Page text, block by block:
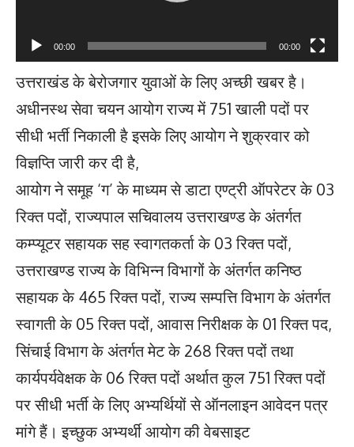
00:00 00:00
उत्तराखंड के बेरोजगार युवाओं के लिए अच्छी खबर है।
अधीनस्थ सेवा चयन आयोग राज्य में 751 खाली पदों पर
सीधी भर्ती निकाली है इसके लिए आयोग ने शुक्रवार को
विज्ञप्ति जारी कर दी है,
आयोग ने समूह ‘ग’ के माध्यम से डाटा एण्ट्री ऑपरेटर के 03
रिक्त पदों, राज्यपाल सचिवालय उत्तराखण्ड के अंतर्गत
कम्प्यूटर सहायक सह स्वागतकर्ता के 03 रिक्त पदों,
उत्तराखण्ड राज्य के विभिन्न विभागों के अंतर्गत कनिष्ठ
सहायक के 465 रिक्त पदों, राज्य सम्पत्ति विभाग के अंतर्गत
स्वागती के 05 रिक्त पदों, आवास निरीक्षक के 01 रिक्त पद,
सिंचाई विभाग के अंतर्गत मेट के 268 रिक्त पदों तथा
कार्यपर्यवेक्षक के 06 रिक्त पदों अर्थात कुल 751 रिक्त पदों
पर सीधी भर्ती के लिए अभ्यर्थियों से ऑनलाइन आवेदन पत्र
मांगे हैं। इच्छुक अभ्यर्थी आयोग की वेबसाइट